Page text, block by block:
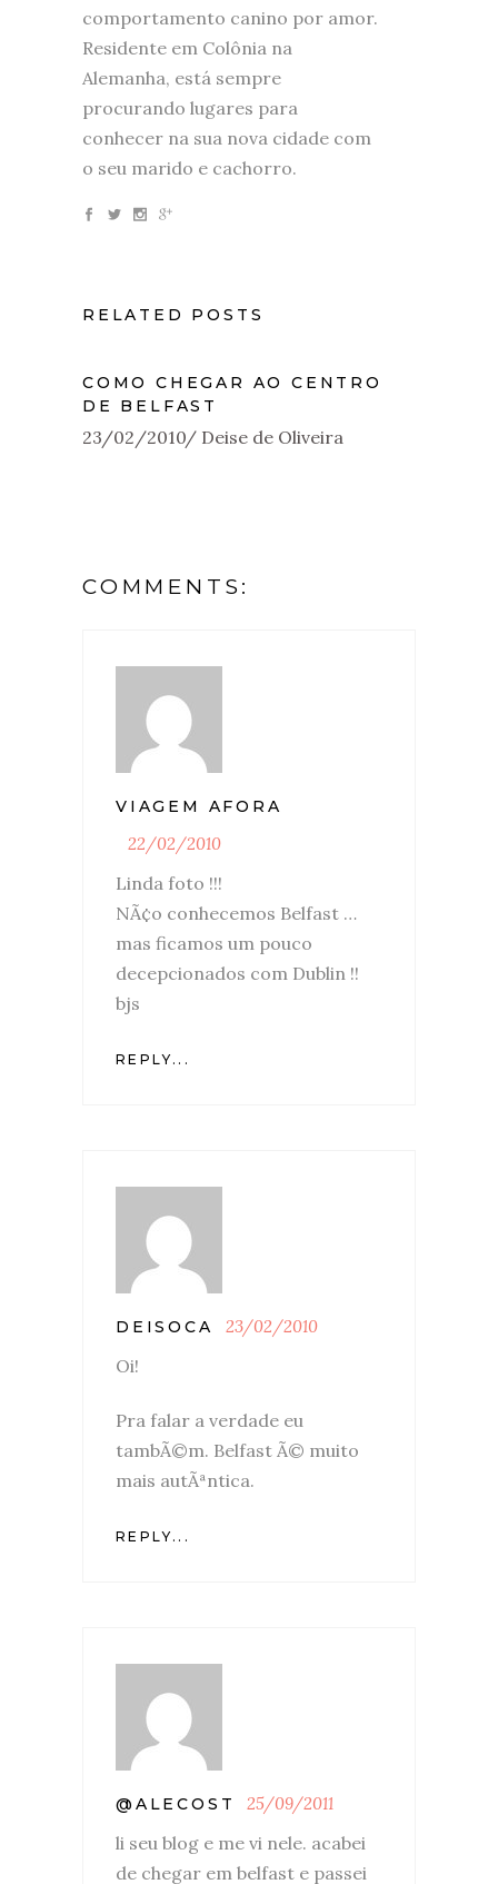
comportamento canino por amor.
Residente em Colônia na
Alemanha, está sempre
procurando lugares para
conhecer na sua nova cidade com
o seu marido e cachorro.
RELATED POSTS
COMO CHEGAR AO CENTRO
DE BELFAST
23/02/2010 Deise de Oliveira
COMMENTS:
VIAGEM AFORA
22/02/2010
Linda foto !!!
NÃ¢o conhecemos Belfast …
mas ficamos um pouco
decepcionados com Dublin !!
bjs
REPLY...
DEISOCA 23/02/2010
Oi!
Pra falar a verdade eu
tambÃ©m. Belfast Ã© muito
mais autÃªntica.
REPLY...
@ALECOST 25/09/2011
li seu blog e me vi nele. acabei
de chegar em belfast e passei